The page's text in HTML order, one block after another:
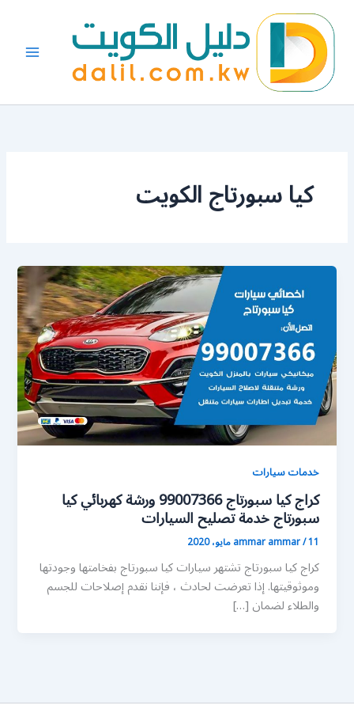
المحتوى
كيا سبورتاج الكويت
خدمات سيارات
كراج كيا سبورتاج 99007366 ورشة كهربائي كيا
سبورتاج خدمة تصليح السيارات
ammar ammar/11 مايو، 2020
كراج كيا سبورتاج تشتهر سيارات كيا سبورتاج بفخامتها وجودتها
وموثوقيتها. إذا تعرضت لحادث ، فإننا نقدم إصلاحات للجسم
والطلاء لضمان […]